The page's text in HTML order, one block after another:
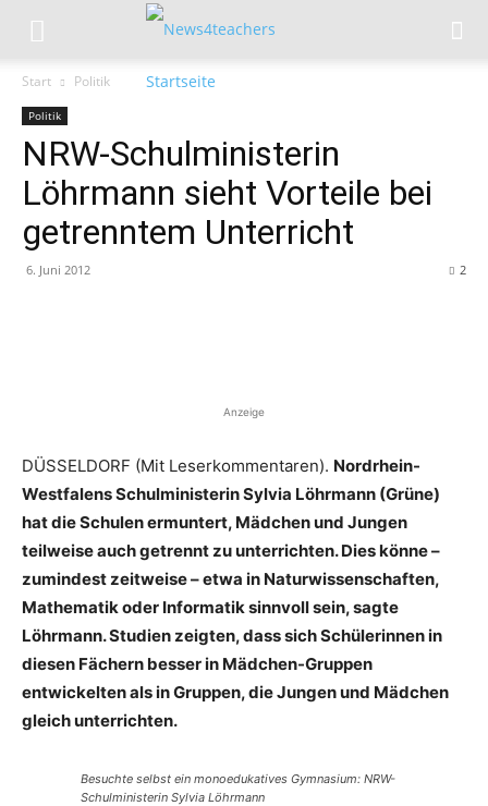
Start Politik
Politik
NRW-Schulministerin
Löhrmann sieht Vorteile bei
getrenntem Unterricht
6. Juni 2012 2
Anzeige
DÜSSELDORF (Mit Leserkommentaren). Nordrhein-
Westfalens Schulministerin Sylvia Löhrmann (Grüne)
hat die Schulen ermuntert, Mädchen und Jungen
teilweise auch getrennt zu unterrichten. Dies könne –
zumindest zeitweise – etwa in Naturwissenschaften,
Mathematik oder Informatik sinnvoll sein, sagte
Löhrmann. Studien zeigten, dass sich Schülerinnen in
diesen Fächern besser in Mädchen-Gruppen
entwickelten als in Gruppen, die Jungen und Mädchen
gleich unterrichten.
Besuchte selbst ein monoedukatives Gymnasium: NRW-
Schulministerin Sylvia Löhrmann